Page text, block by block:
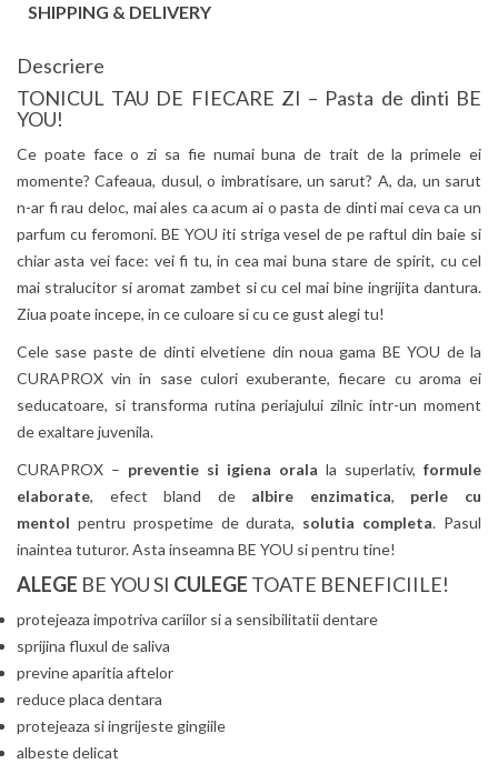
SHIPPING & DELIVERY
Descriere
TONICUL TAU DE FIECARE ZI – Pasta de dinti BE
YOU!
Ce poate face o zi sa fie numai buna de trait de la primele ei
momente? Cafeaua, dusul, o imbratisare, un sarut? A, da, un sarut
n-ar fi rau deloc, mai ales ca acum ai o pasta de dinti mai ceva ca un
parfum cu feromoni. BE YOU iti striga vesel de pe raftul din baie si
chiar asta vei face: vei fi tu, in cea mai buna stare de spirit, cu cel
mai stralucitor si aromat zambet si cu cel mai bine ingrijita dantura.
Ziua poate incepe, in ce culoare si cu ce gust alegi tu!
Cele sase paste de dinti elvetiene din noua gama BE YOU de la
CURAPROX vin in sase culori exuberante, fiecare cu aroma ei
seducatoare, si transforma rutina periajului zilnic intr-un moment
de exaltare juvenila.
CURAPROX – preventie si igiena orala la superlativ, formule
elaborate, efect bland de albire enzimatica, perle cu
mentol pentru prospetime de durata, solutia completa. Pasul
inaintea tuturor. Asta inseamna BE YOU si pentru tine!
ALEGE BE YOU SI CULEGE TOATE BENEFICIILE!
protejeaza impotriva cariilor si a sensibilitatii dentare
sprijina fluxul de saliva
previne aparitia aftelor
reduce placa dentara
protejeaza si ingrijeste gingiile
albeste delicat